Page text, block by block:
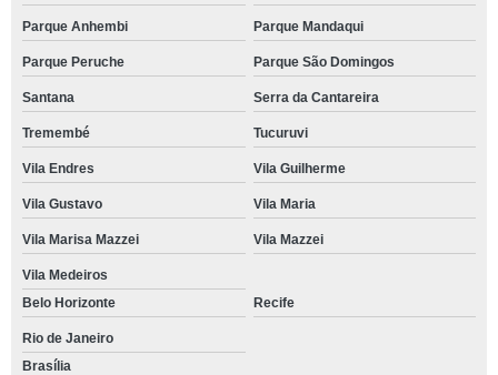
Parque Anhembi Parque Mandaqui
Parque Peruche Parque São Domingos
Santana Serra da Cantareira
Tremembé Tucuruvi
Vila Endres Vila Guilherme
Vila Gustavo Vila Maria
Vila Marisa Mazzei Vila Mazzei
Vila Medeiros
Belo Horizonte
Recife
Rio de Janeiro
Brasília